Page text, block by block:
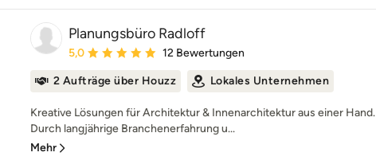
Planungsbüro Radloff
Durchschnittliche Bewertung: 5 von 5 Sternen
5,0 12 Bewertungen
2 Aufträge über Houzz Lokales Unternehmen
Kreative Lösungen für Architektur & Innenarchitektur aus einer Hand.
Durch langjährige Branchenerfahrung u...
Mehr